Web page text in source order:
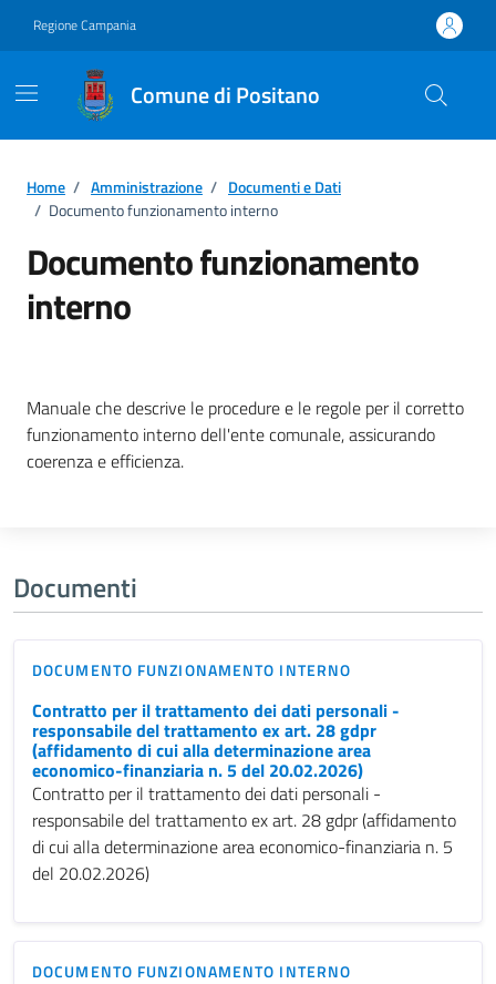
Regione Campania
Comune di Positano
Home / Amministrazione / Documenti e Dati
/ Documento funzionamento interno
Documento funzionamento
interno
Manuale che descrive le procedure e le regole per il corretto
funzionamento interno dell'ente comunale, assicurando
coerenza e efficienza.
Documenti
DOCUMENTO FUNZIONAMENTO INTERNO
Contratto per il trattamento dei dati personali -
responsabile del trattamento ex art. 28 gdpr
(affidamento di cui alla determinazione area
economico-finanziaria n. 5 del 20.02.2026)
Contratto per il trattamento dei dati personali -
responsabile del trattamento ex art. 28 gdpr (affidamento
di cui alla determinazione area economico-finanziaria n. 5
del 20.02.2026)
DOCUMENTO FUNZIONAMENTO INTERNO